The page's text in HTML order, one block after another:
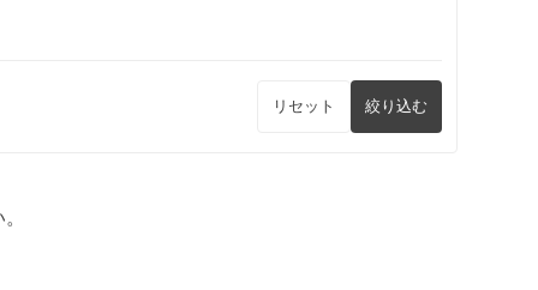
リセット 絞り込む